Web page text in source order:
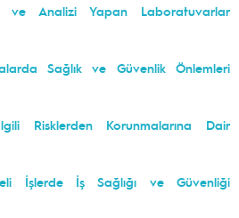
ve Analizi Yapan Laboratuvarlar
Sağlık ve Güvenlik Önlemleri
Risklerden Korunmalarına Dair
İşlerde İş Sağlığı ve Güvenliği